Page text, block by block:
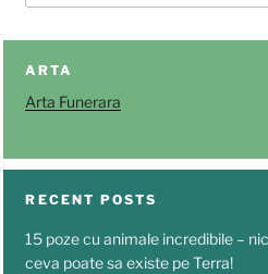
ARTA
Arta Funerara
RECENT POSTS
15 poze cu animale incredibile –
ceva poate sa existe pe Terra!